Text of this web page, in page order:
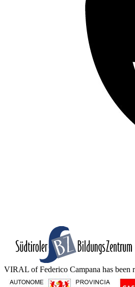
VIRAL of Federico Campana has been